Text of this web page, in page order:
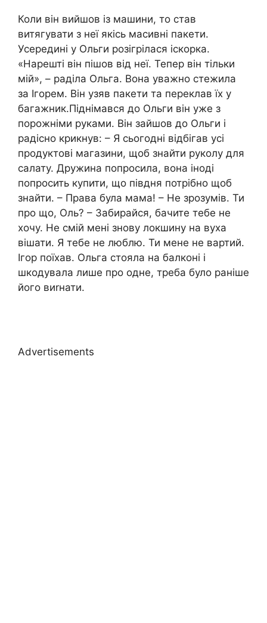
Коли він вийшов із машини, то став
витягувати з неї якісь масивні пакети.
Усередині у Ольги розігрілася іскорка.
«Нарешті він пішов від неї. Тепер він тільки
мій», – раділа Ольга. Вона уважно стежила
за Ігорем. Він узяв пакети та переклав їх у
багажник.Піднімався до Ольги він уже з
порожніми руками. Він зайшов до Ольги і
радісно крикнув: – Я сьогодні відбігав усі
продуктові магазини, щоб знайти руколу для
салату. Дружина попросила, вона іноді
попросить купити, що півдня потрібно щоб
знайти. – Права була мама! – Не зрозyмів. Ти
про що, Оль? – Забирайся, бачите тебе не
хочу. Не смій мені знову локшину на вуха
вішати. Я тебе не люблю. Ти мене не вартий.
Ігор поїхав. Ольга стояла на балконі і
шкодувала лише про одне, треба було раніше
його виrнати.
Advertisements